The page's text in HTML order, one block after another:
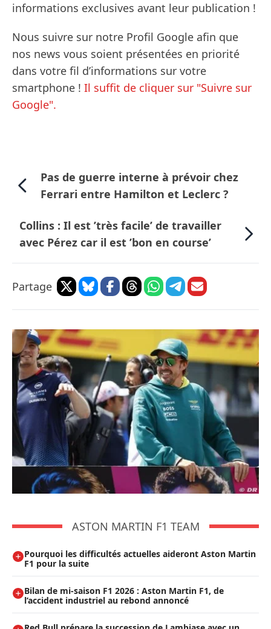
informations exclusives avant leur publication !
Nous suivre sur notre Profil Google afin que
nos news vous soient présentées en priorité
dans votre fil d’informations sur votre
smartphone ! Il suffit de cliquer sur "Suivre sur
Google".
Pas de guerre interne à prévoir chez
Ferrari entre Hamilton et Leclerc ?
Collins : Il est ’très facile’ de travailler
avec Pérez car il est ’bon en course’
Partage
ASTON MARTIN F1 TEAM
Pourquoi les difficultés actuelles aideront Aston Martin
F1 pour la suite
Bilan de mi-saison F1 2026 : Aston Martin F1, de
l’accident industriel au rebond annoncé